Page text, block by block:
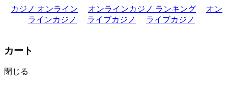
カジノ オンライン オンラインカジノ ランキング
オン
ラインカジノ
ライブカジノ ライブカジノ
カート
閉じる